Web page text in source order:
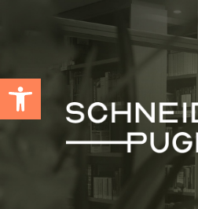
Abrir a barra de